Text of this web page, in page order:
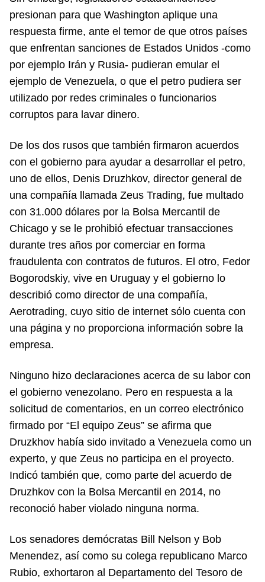
presionan para que Washington aplique una
respuesta firme, ante el temor de que otros países
que enfrentan sanciones de Estados Unidos -como
por ejemplo Irán y Rusia- pudieran emular el
ejemplo de Venezuela, o que el petro pudiera ser
utilizado por redes criminales o funcionarios
corruptos para lavar dinero.
De los dos rusos que también firmaron acuerdos
con el gobierno para ayudar a desarrollar el petro,
uno de ellos, Denis Druzhkov, director general de
una compañía llamada Zeus Trading, fue multado
con 31.000 dólares por la Bolsa Mercantil de
Chicago y se le prohibió efectuar transacciones
durante tres años por comerciar en forma
fraudulenta con contratos de futuros. El otro, Fedor
Bogorodskiy, vive en Uruguay y el gobierno lo
describió como director de una compañía,
Aerotrading, cuyo sitio de internet sólo cuenta con
una página y no proporciona información sobre la
empresa.
Ninguno hizo declaraciones acerca de su labor con
el gobierno venezolano. Pero en respuesta a la
solicitud de comentarios, en un correo electrónico
firmado por “El equipo Zeus” se afirma que
Druzkhov había sido invitado a Venezuela como un
experto, y que Zeus no participa en el proyecto.
Indicó también que, como parte del acuerdo de
Druzhkov con la Bolsa Mercantil en 2014, no
reconoció haber violado ninguna norma.
Los senadores demócratas Bill Nelson y Bob
Menendez, así como su colega republicano Marco
Rubio, exhortaron al Departamento del Tesoro de